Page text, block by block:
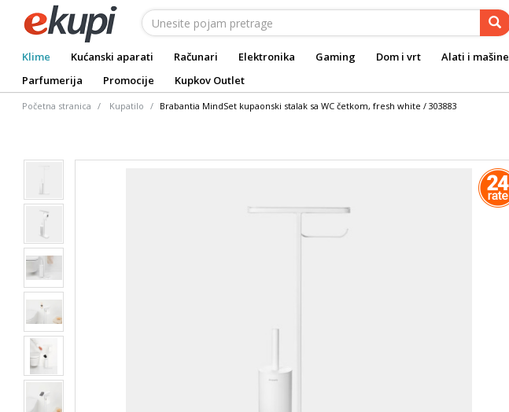
Klime Kućanski aparati Računari Elektronika Gaming Dom i vrt Alati i mašine
Parfumerija
Promocije Kupkov Outlet
Početna stranica Kupatilo Brabantia MindSet kupaonski stalak sa WC četkom, fresh white / 303883